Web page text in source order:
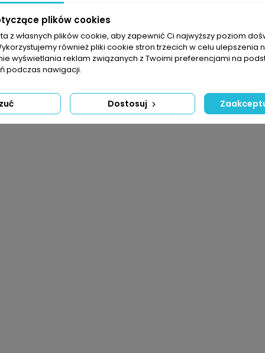
plików cookies
z własnych plików cookie, aby zapewnić Ci najwyższy poziom
również pliki cookie stron trzecich w celu ulepszenia
wyświetlania reklam związanych z Twoimi preferencjami na
podczas nawigacji.
Dostosuj